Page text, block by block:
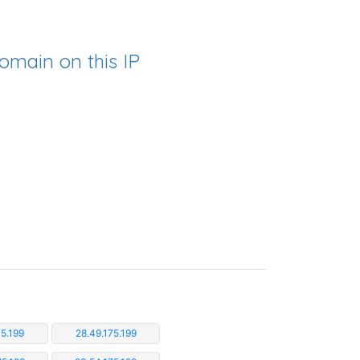
on this IP
28.49.175.199